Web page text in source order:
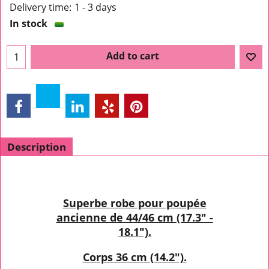
Delivery time: 1 - 3 days
In stock
Add to cart
Description
Superbe robe pour poupée
ancienne de 44/46 cm (17.3" -
18.1").
Corps 36 cm (14.2").